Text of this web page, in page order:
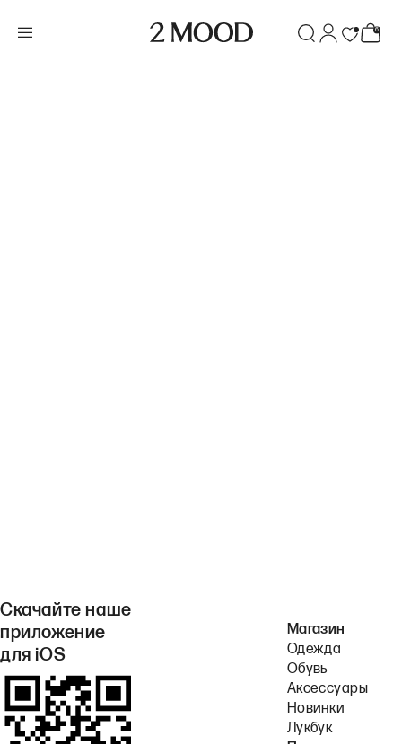
Скачайте наше
приложение
для iOS
или Android.
Магазин
Одежда
Обувь
Аксессуары
Новинки
Лукбук